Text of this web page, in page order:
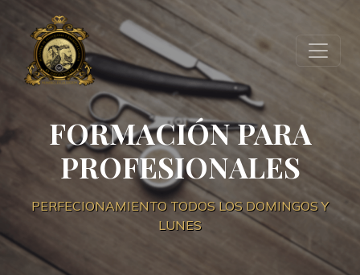
FORMACIÓN PARA
PROFESIONALES
PERFECIONAMIENTO TODOS LOS DOMINGOS Y
LUNES